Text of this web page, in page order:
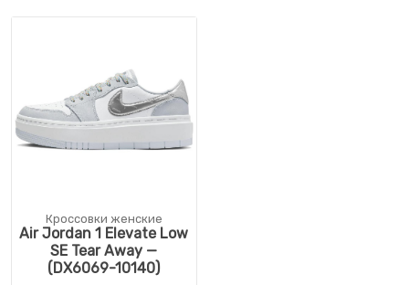
Кроссовки женские
Air Jordan 1 Elevate Low
SE Tear Away —
(DX6069-10140)